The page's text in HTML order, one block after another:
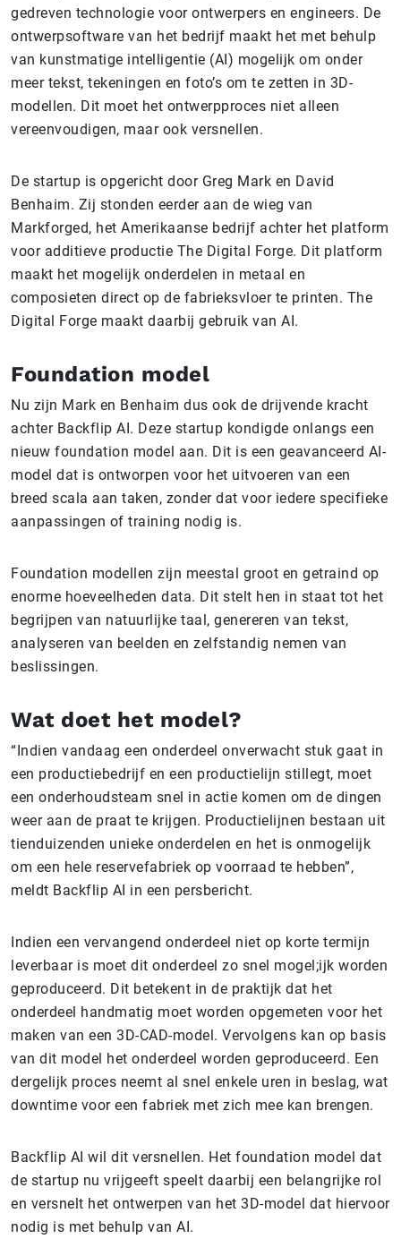
gedreven technologie voor ontwerpers en engineers. De
ontwerpsoftware van het bedrijf maakt het met behulp
van kunstmatige intelligentie (AI) mogelijk om onder
meer tekst, tekeningen en foto’s om te zetten in 3D-
modellen. Dit moet het ontwerpproces niet alleen
vereenvoudigen, maar ook versnellen.
De startup is opgericht door Greg Mark en David
Benhaim. Zij stonden eerder aan de wieg van
Markforged, het Amerikaanse bedrijf achter het platform
voor additieve productie The Digital Forge. Dit platform
maakt het mogelijk onderdelen in metaal en
composieten direct op de fabrieksvloer te printen. The
Digital Forge maakt daarbij gebruik van AI.
Foundation model
Nu zijn Mark en Benhaim dus ook de drijvende kracht
achter Backflip AI. Deze startup kondigde onlangs een
nieuw foundation model aan. Dit is een geavanceerd AI-
model dat is ontworpen voor het uitvoeren van een
breed scala aan taken, zonder dat voor iedere specifieke
aanpassingen of training nodig is.
Foundation modellen zijn meestal groot en getraind op
enorme hoeveelheden data. Dit stelt hen in staat tot het
begrijpen van natuurlijke taal, genereren van tekst,
analyseren van beelden en zelfstandig nemen van
beslissingen.
Wat doet het model?
“Indien vandaag een onderdeel onverwacht stuk gaat in
een productiebedrijf en een productielijn stillegt, moet
een onderhoudsteam snel in actie komen om de dingen
weer aan de praat te krijgen. Productielijnen bestaan uit
tienduizenden unieke onderdelen en het is onmogelijk
om een hele reservefabriek op voorraad te hebben”,
meldt Backflip AI in een persbericht.
Indien een vervangend onderdeel niet op korte termijn
leverbaar is moet dit onderdeel zo snel mogel;ijk worden
geproduceerd. Dit betekent in de praktijk dat het
onderdeel handmatig moet worden opgemeten voor het
maken van een 3D-CAD-model. Vervolgens kan op basis
van dit model het onderdeel worden geproduceerd. Een
dergelijk proces neemt al snel enkele uren in beslag, wat
downtime voor een fabriek met zich mee kan brengen.
Backflip AI wil dit versnellen. Het foundation model dat
de startup nu vrijgeeft speelt daarbij een belangrijke rol
en versnelt het ontwerpen van het 3D-model dat hiervoor
nodig is met behulp van AI.